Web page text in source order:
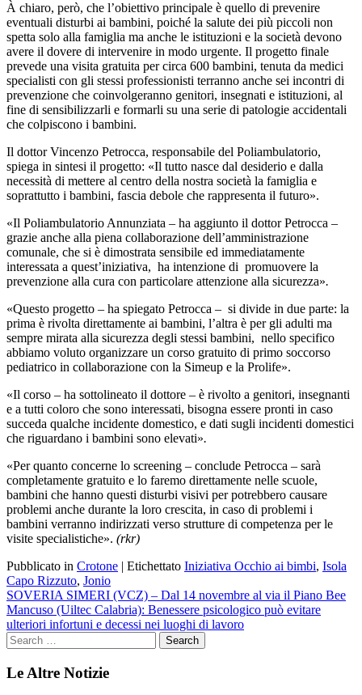
À chiaro, però, che l’obiettivo principale è quello di prevenire
eventuali disturbi ai bambini, poiché la salute dei più piccoli non
spetta solo alla famiglia ma anche le istituzioni e la società devono
avere il dovere di intervenire in modo urgente. Il progetto finale
prevede una visita gratuita per circa 600 bambini, tenuta da medici
specialisti con gli stessi professionisti terranno anche sei incontri di
prevenzione che coinvolgeranno genitori, insegnati e istituzioni, al
fine di sensibilizzarli e formarli su una serie di patologie accidentali
che colpiscono i bambini.
Il dottor Vincenzo Petrocca, responsabile del Poliambulatorio,
spiega in sintesi il progetto: «Il tutto nasce dal desiderio e dalla
necessità di mettere al centro della nostra società la famiglia e
soprattutto i bambini, fascia debole che rappresenta il futuro».
«Il Poliambulatorio Annunziata – ha aggiunto il dottor Petrocca –
grazie anche alla piena collaborazione dell’amministrazione
comunale, che si è dimostrata sensibile ed immediatamente
interessata a quest’iniziativa, ha intenzione di promuovere la
prevenzione alla cura con particolare attenzione alla sicurezza».
«Questo progetto – ha spiegato Petrocca – si divide in due parte: la
prima è rivolta direttamente ai bambini, l’altra è per gli adulti ma
sempre mirata alla sicurezza degli stessi bambini, nello specifico
abbiamo voluto organizzare un corso gratuito di primo soccorso
pediatrico in collaborazione con la Simeup e la Prolife».
«Il corso – ha sottolineato il dottore – è rivolto a genitori, insegnanti
e a tutti coloro che sono interessati, bisogna essere pronti in caso
succeda qualche incidente domestico, e dati sugli incidenti domestici
che riguardano i bambini sono elevati».
«Per quanto concerne lo screening – conclude Petrocca – sarà
completamente gratuito e lo faremo direttamente nelle scuole,
bambini che hanno questi disturbi visivi per potrebbero causare
problemi anche durante la loro crescita, in caso di problemi i
bambini verranno indirizzati verso strutture di competenza per le
visite specialistiche». (rkr)
Pubblicato in Crotone | Etichettato Iniziativa Occhio ai bimbi, Isola
Capo Rizzuto, Jonio
Navigazione
articoli
SOVERIA SIMERI (VCZ) – Dal 14 novembre al via il Piano Bee
Mancuso (Uiltec Calabria): Benessere psicologico può evitare
ulteriori infortuni e decessi nei luoghi di lavoro
Le Altre Notizie